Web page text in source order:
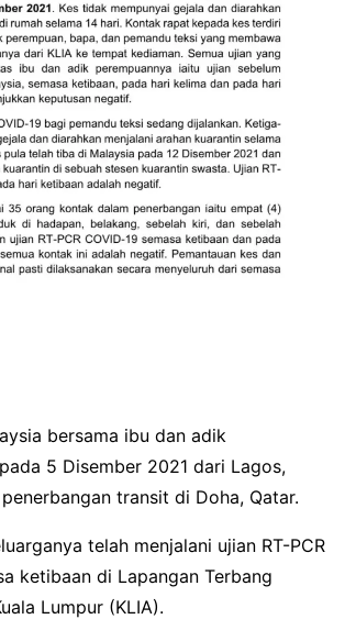
bersama ibu dan adik
5 Disember 2021 dari Lagos,
transit di Doha, Qatar.
telah menjalani ujian RT-PCR
ketibaan di Lapangan Terbang
Lumpur (KLIA).